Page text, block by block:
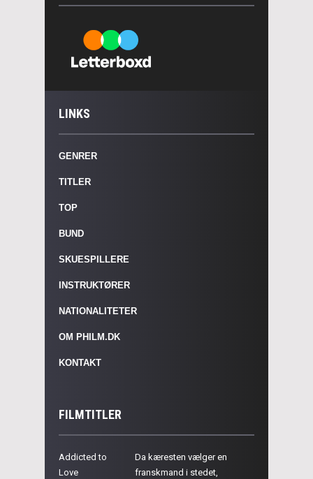
LINKS
GENRER
TITLER
TOP
BUND
SKUESPILLERE
INSTRUKTØRER
NATIONALITETER
OM PHILM.DK
KONTAKT
FILMTITLER
Addicted to
Love
Da kæresten vælger en
franskmand i stedet,